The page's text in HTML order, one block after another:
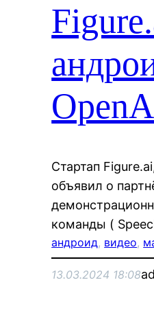
Стартап
объявил о
команды (
андроид, видео,
13.03.2024 18:08